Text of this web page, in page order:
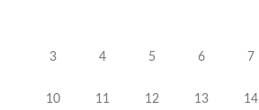
3 4 5 6 7
10 11 12 13 14